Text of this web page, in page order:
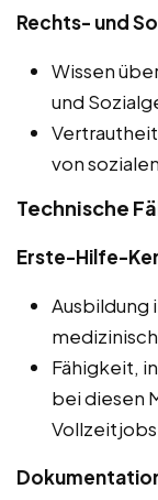
Rechts- und
Wissen
und
von
Technische
Erste-Hilfe-
Ausbildung
Fähigkeit,
bei diesen
Vollzeitjobs